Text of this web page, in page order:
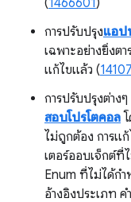
การปรับปรุงแอป
เฉพาะอย่างยิ่งต
แก้ไขแล้ว (
การปรับปรุงต่าง
สอบโปรโตคอล
ไม่ถูกต้อง การแ
เตอร์ออบเจ็กต์ที่
Enum ที่ไม่ได้ก
อ้างอิงประเภท